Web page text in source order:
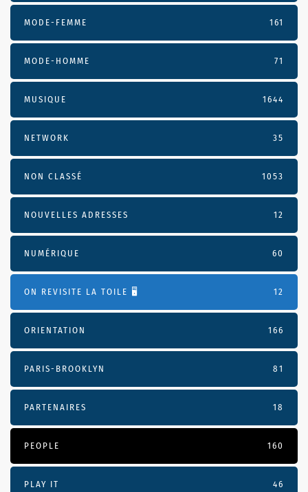
MODE-FEMME 161
MODE-HOMME 71
MUSIQUE 1644
NETWORK 35
NON CLASSÉ 1053
NOUVELLES ADRESSES 12
NUMÉRIQUE 60
ON REVISITE LA TOILE 🖥️ 12
ORIENTATION 166
PARIS-BROOKLYN 81
PARTENAIRES 18
PEOPLE 160
PLAY IT 46